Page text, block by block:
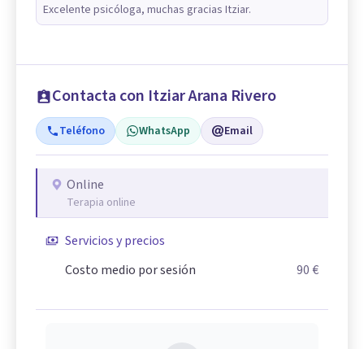
Excelente psicóloga, muchas gracias Itziar.
Contacta con Itziar Arana Rivero
Teléfono WhatsApp Email
Online
Terapia online
Servicios y precios
Costo medio por sesión
90 €